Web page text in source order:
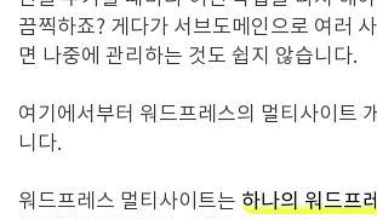
끔찍하죠? 게다가 서브도메인으로 여러
면 나중에 관리하는 것도 쉽지 않습니다.
여기에서부터 워드프레스의 멀티사이트
니다.
워드프레스 멀티사이트는 하나의 워드프